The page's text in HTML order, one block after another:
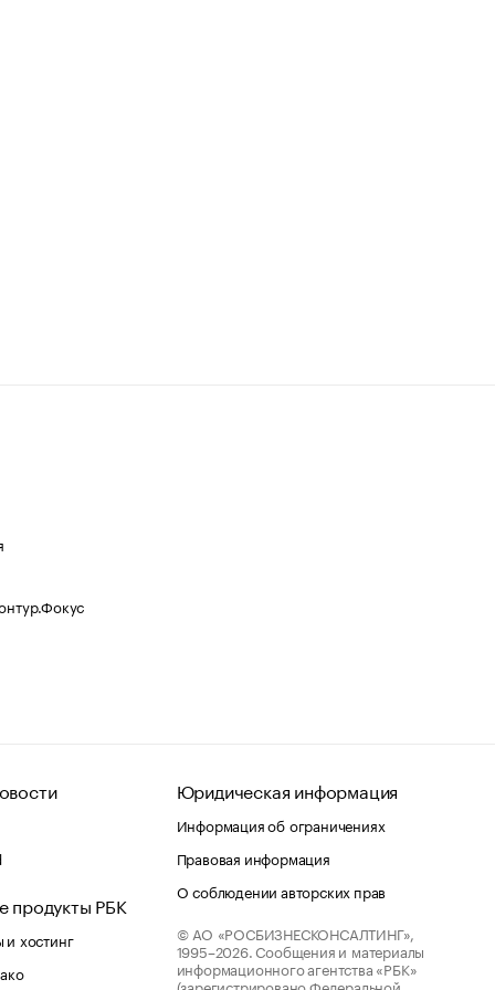
продукты РБК
хостинг
Юридическая информация
Информация об ограничениях
Правовая информация
О соблюдении авторских прав
© АО «РОСБИЗНЕСКОНСАЛТИНГ»,
1995–2026. Сообщения и материалы
информационного агентства «РБК»
(зарегистрировано Федеральной